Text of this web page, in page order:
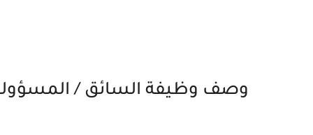
وصف وظيفة السائق /